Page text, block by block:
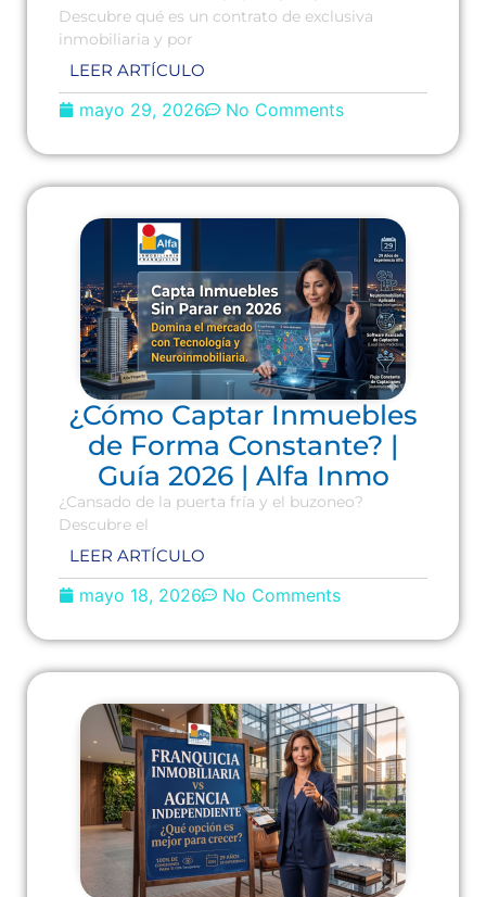
Descubre qué es un contrato de exclusiva
inmobiliaria y por
LEER ARTÍCULO
mayo 29, 2026 No Comments
¿Cómo Captar Inmuebles
de Forma Constante? |
Guía 2026 | Alfa Inmo
¿Cansado de la puerta fría y el buzoneo?
Descubre el
LEER ARTÍCULO
mayo 18, 2026 No Comments